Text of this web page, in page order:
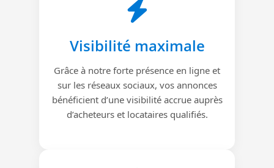
Visibilité maximale
Grâce à notre forte présence en ligne et
sur les réseaux sociaux, vos annonces
bénéficient d’une visibilité accrue auprès
d’acheteurs et locataires qualifiés.